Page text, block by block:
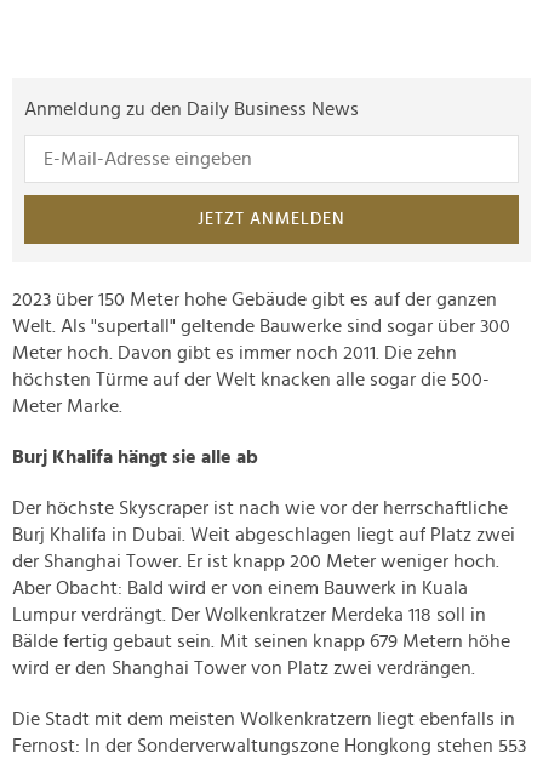
Anmeldung zu den Daily Business News
JETZT ANMELDEN
2023 über 150 Meter hohe Gebäude gibt es auf der ganzen
Welt. Als "supertall" geltende Bauwerke sind sogar über 300
Meter hoch. Davon gibt es immer noch 2011. Die zehn
höchsten Türme auf der Welt knacken alle sogar die 500-
Meter Marke.
Burj Khalifa hängt sie alle ab
Der höchste Skyscraper ist nach wie vor der herrschaftliche
Burj Khalifa in Dubai. Weit abgeschlagen liegt auf Platz zwei
der Shanghai Tower. Er ist knapp 200 Meter weniger hoch.
Aber Obacht: Bald wird er von einem Bauwerk in Kuala
Lumpur verdrängt. Der Wolkenkratzer Merdeka 118 soll in
Bälde fertig gebaut sein. Mit seinen knapp 679 Metern höhe
wird er den Shanghai Tower von Platz zwei verdrängen.
Die Stadt mit dem meisten Wolkenkratzern liegt ebenfalls in
Fernost: In der Sonderverwaltungszone Hongkong stehen 553